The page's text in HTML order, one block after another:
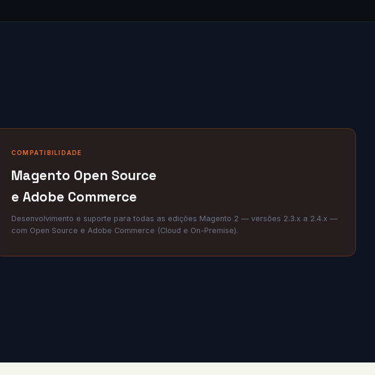
COMPATIBILIDADE
Magento Open Source
e Adobe Commerce
Desenvolvimento e suporte para todas as edições Magento 2 — versões 2.3.x a 2.4.x —
com Open Source e Adobe Commerce (Cloud e On-Premise).